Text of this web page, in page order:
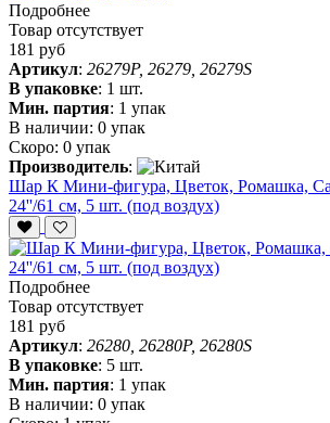
Подробнее
Товар отсутствует
181 руб
Артикул: 26279P, 26279, 26279S
В упаковке: 1 шт.
Мин. партия: 1 упак
В наличии: 0 упак
Скоро: 0 упак
Производитель:
Шар К Мини-фигура, Цветок, Ромашка,
24''/61 см, 5 шт. (под воздух)
Подробнее
Товар отсутствует
181 руб
Артикул: 26280, 26280P, 26280S
В упаковке: 5 шт.
Мин. партия: 1 упак
В наличии: 0 упак